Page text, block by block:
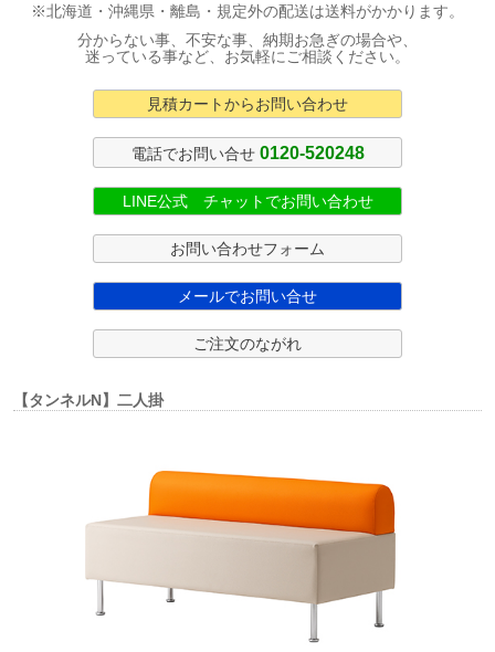
※北海道・沖縄県・離島・規定外の配送は送料がかかります。
分からない事、不安な事、納期お急ぎの場合や、
迷っている事など、お気軽にご相談ください。
見積カートからお問い合わせ
電話でお問い合せ 0120-520248
LINE公式 チャットでお問い合わせ
お問い合わせフォーム
メールでお問い合せ
ご注文のながれ
【タンネルN】二人掛